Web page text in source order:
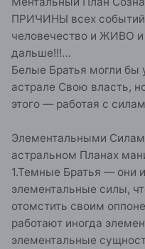
ПРИЧИНЫ всех событий
человечество и ЖИВО
дальше!!!…
Белые Братья могли бы
астрале Свою власть,
этого — работая с
Элементальными
астральном Планах
1.Темные Братья — они
элементальные силы,
отомстить своим
работают иногда
элементальные